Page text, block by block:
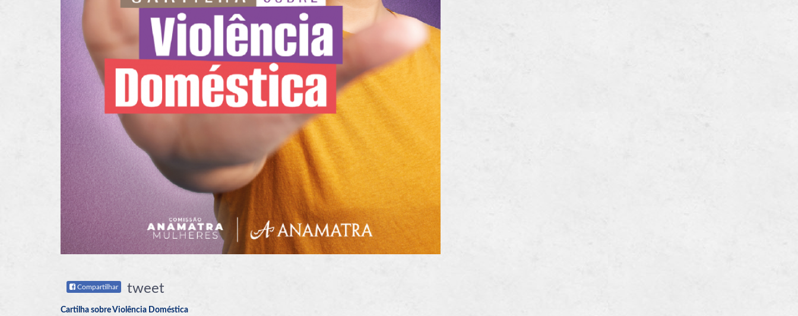
Compartilhar tweet
Cartilha sobre Violência Doméstica